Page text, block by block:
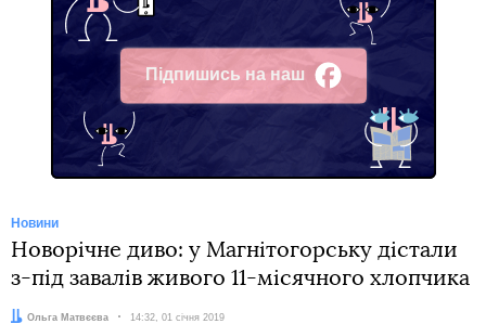
Підпишись на наш
Facebook
Новини
Новорічне диво: у Магнітогорську дістали
з-під завалів живого 11-місячного хлопчика
Автор:
Ольга Матвєєва Дата:
14:32, 01 січня 2019